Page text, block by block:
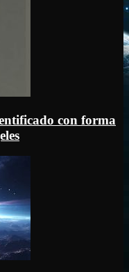
con forma